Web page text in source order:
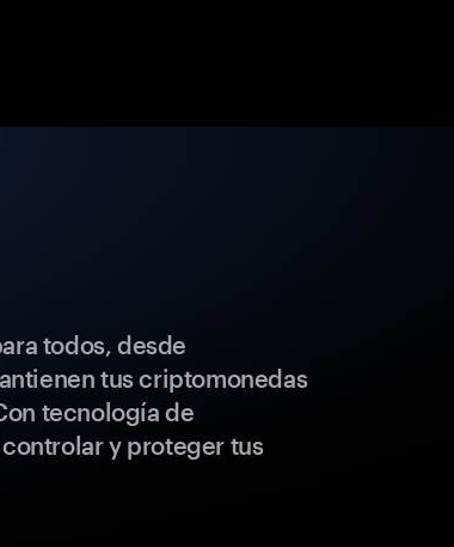
todos, desde
tus criptomonedas
tecnología de
y proteger tus